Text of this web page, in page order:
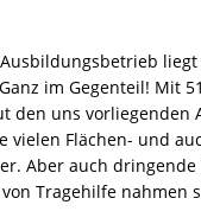
im Gegenteil! Mit
den uns vorliegenden
vielen Flächen- und
Aber auch
Tragehilfe nahmen